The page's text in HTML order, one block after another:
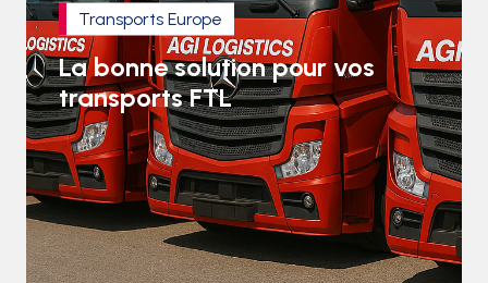
Transports Europe
La bonne solution pour vos
transports FTL